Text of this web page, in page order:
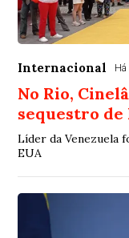
Internacional Há
No Rio,
sequestro de
Líder da Venezuela
EUA